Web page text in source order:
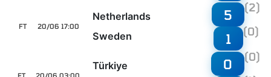
20/06 17:00
FT
Netherlands
Sweden
5 (2)
1 (0)
Türkiye
0 (0)